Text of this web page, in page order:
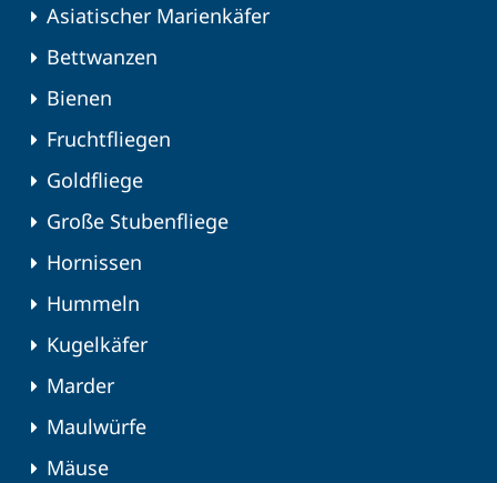
Asiatischer Marienkäfer
Bettwanzen
Bienen
Fruchtfliegen
Goldfliege
Große Stubenfliege
Hornissen
Hummeln
Kugelkäfer
Marder
Maulwürfe
Mäuse